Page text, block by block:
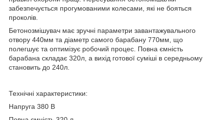
забезпечується прогумованими колесами, які не бояться
проколів.
Бетонозмішувач має зручні параметри завантажувального
отвору 440мм та діаметр самого барабану 770мм, що
полегшує та оптимізує робочий процес. Повна ємність
барабана складає 320л, а вихід готової суміші в середньому
становить до 240л.
Технічні характеристики:
Напруга 380 В